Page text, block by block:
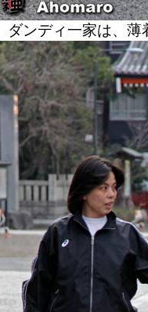
ダンディ一家は、薄